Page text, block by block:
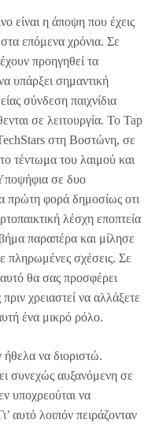
είναι η άποψη που έχεις
επόμενα χρόνια. Σε
προηγηθεί τα
υπάρξει σημαντική
σύνδεση παιχνίδια
σε λειτουργία. Το Tap
στη Βοστώνη, σε
τέντωμα του λαιμού και
σε δυο
πρώτη φορά δημοσίως οτι
λέσχη εποπτεία
παραπέρα και μίλησε
πληρωμένες σχέσεις. Σε
θα σας προσφέρει
χρειαστεί να αλλάξετε
ένα μικρό ρόλο.
ήθελα να διοριστώ.
συνεχώς αυξανόμενη σε
υποχρεούται να
αυτό λοιπόν πειράζονταν